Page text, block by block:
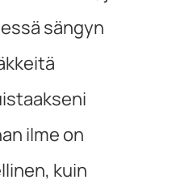
sängyn
ilme on
kuin